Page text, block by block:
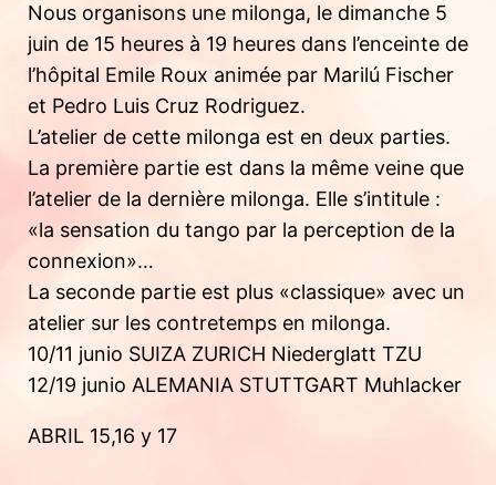
Nous organisons une milonga, le dimanche 5
juin de 15 heures à 19 heures dans l’enceinte de
l’hôpital Emile Roux animée par Marilú Fischer
et Pedro Luis Cruz Rodriguez.
L’atelier de cette milonga est en deux parties.
La première partie est dans la même veine que
l’atelier de la dernière milonga. Elle s’intitule :
«la sensation du tango par la perception de la
connexion»…
La seconde partie est plus «classique» avec un
atelier sur les contretemps en milonga.
10/11 junio SUIZA ZURICH Niederglatt TZU
12/19 junio ALEMANIA STUTTGART Muhlacker
ABRIL 15,16 y 17